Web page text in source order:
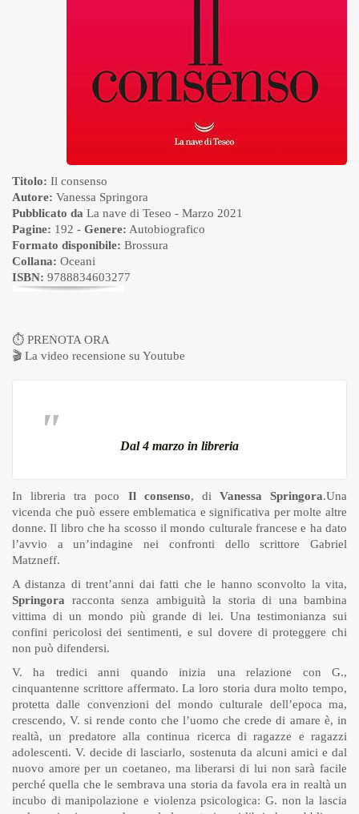
Titolo: Il consenso
Autore: Vanessa Springora
Pubblicato da La nave di Teseo - Marzo 2021
Pagine: 192 - Genere: Autobiografico
Formato disponibile: Brossura
Collana: Oceani
ISBN: 9788834603277
⏱ PRENOTA ORA
🎬 La video recensione su Youtube
Dal 4 marzo in libreria
In libreria tra poco Il consenso, di Vanessa Springora.Una
vicenda che può essere emblematica e significativa per molte altre
donne. Il libro che ha scosso il mondo culturale francese e ha dato
l’avvio a un’indagine nei confronti dello scrittore Gabriel
Matzneff.
A distanza di trent’anni dai fatti che le hanno sconvolto la vita,
Springora racconta senza ambiguità la storia di una bambina
vittima di un mondo più grande di lei. Una testimonianza sui
confini pericolosi dei sentimenti, e sul dovere di proteggere chi
non può difendersi.
V. ha tredici anni quando inizia una relazione con G.,
cinquantenne scrittore affermato. La loro storia dura molto tempo,
protetta dalle convenzioni del mondo culturale dell’epoca ma,
crescendo, V. si rende conto che l’uomo che crede di amare è, in
realtà, un predatore alla continua ricerca di ragazze e ragazzi
adolescenti. V. decide di lasciarlo, sostenuta da alcuni amici e dal
nuovo amore per un coetaneo, ma liberarsi di lui non sarà facile
perché quella che le sembrava una storia da favola era in realtà un
incubo di manipolazione e violenza psicologica: G. non la lascia